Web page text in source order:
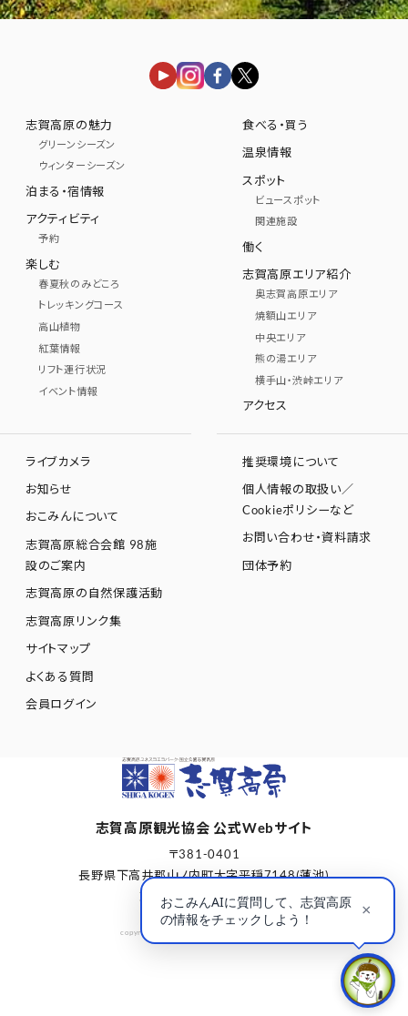
志賀高原の魅力
グリーンシーズン
ウィンターシーズン
泊まる・宿情報
アクティビティ
予約
楽しむ
春夏秋のみどころ
トレッキングコース
高山植物
紅葉情報
リフト運行状況
イベント情報
食べる・買う
温泉情報
スポット
ビュースポット
関連施設
働く
志賀高原エリア紹介
奥志賀高原エリア
焼額山エリア
中央エリア
熊の湯エリア
横手山・渋峠エリア
アクセス
ライブカメラ
お知らせ
おこみんについて
志賀高原総合会館 98施
設のご案内
志賀高原の自然保護活動
志賀高原リンク集
サイトマップ
よくある質問
会員ログイン
推奨環境について
個人情報の取扱い／
Cookieポリシーなど
お問い合わせ・資料請求
団体予約
志賀高原観光協会 公式Webサイト
〒381-0401
長野県下高井郡山ノ内町大字平穏7148(蓮池)
志賀高原総合会館98内
copyright © Shigakogen Tourism Association.